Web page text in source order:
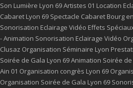
Son Lumière Lyon 69Artistes 01 Location
Cabaret Lyon 69 Spectacle Cabaret Bourg
Sonorisation Eclairage Vidéo Effets
- Animation Sonorisation Eclairage Vidéo
Clusaz Organisation Séminaire Lyon
Soirée de Gala Lyon 69Animation Soirée
Ain 01 Organisation congrès Lyon 69
Organisation Soirée de Gala Lyon 69